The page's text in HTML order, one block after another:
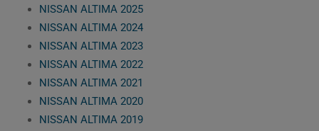
NISSAN ALTIMA 2025
NISSAN ALTIMA 2024
NISSAN ALTIMA 2023
NISSAN ALTIMA 2022
NISSAN ALTIMA 2021
NISSAN ALTIMA 2020
NISSAN ALTIMA 2019